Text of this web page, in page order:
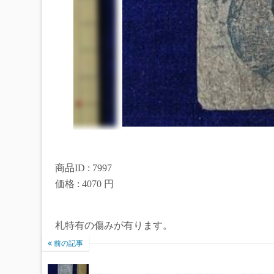
商品ID : 7997
価格 : 4070 円
札特有の傷みが有ります。
前の記事